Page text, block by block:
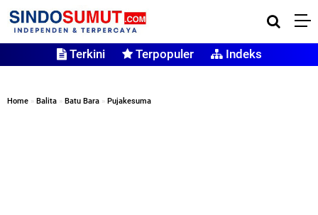
Terkini Terpopuler Indeks
Home » Balita » Batu Bara » Pujakesuma